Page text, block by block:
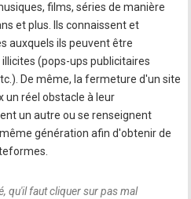
films, séries de manière
et plus. Ils connaissent et
auxquels ils peuvent être
(pops-ups publicitaires
De même, la fermeture d'un site
un réel obstacle à leur
un autre ou se renseignent
génération afin d'obtenir de
qu'il faut cliquer sur pas mal